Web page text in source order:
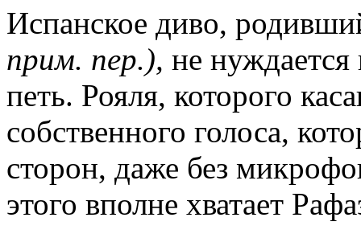
Испанское диво,
прим. пер.), не
петь. Рояля, которого
собственного голоса,
сторон, даже без
этого вполне хватает